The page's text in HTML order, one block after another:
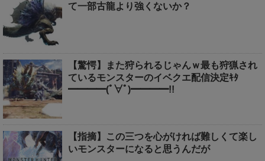
て一部古龍より強くないか？
【驚愕】また狩られるじゃんｗ最も狩猟され
ているモンスターのイベクエ配信決定ｷﾀ
━━━━(ﾟ∀ﾟ)━━━━!!
【指摘】この三つを心がければ難しくて楽し
いモンスターになると思うんだが